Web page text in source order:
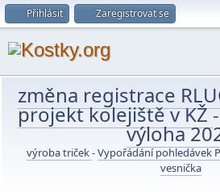
Přihlásit Zaregistrovat se
změna registrace
projekt kolejiště v KŽ
výloha
výroba triček-Vypořádání pohledávek
vesnička